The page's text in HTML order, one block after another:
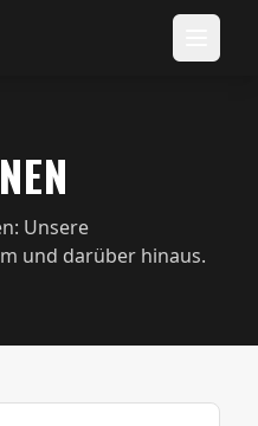
Unsere
und darüber hinaus.